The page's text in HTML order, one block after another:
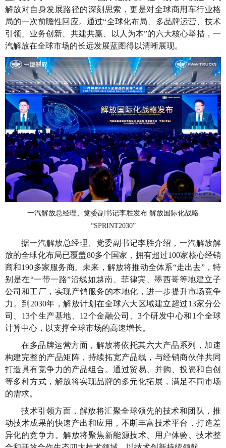
解放对自身发展路径的深刻思索，更是对全球商用车行业格
局的一次前瞻性回应。通过“全球化布局、多品牌运营、技术
引领、业务创新、共建共赢、以人为本”的六大核心举措，一
汽解放在全球市场的长远发展蓝图得以清晰展现。
一汽解放总经理、党委副书记李胜发布 解放国际化战略
“SPRINT2030”
据一汽解放总经理、党委副书记李胜介绍，一汽解放解
放的全球化布局已覆盖80多个国家，拥有超过100家核心经销
商和190多家服务商。未来，解放将推动全体系“走出去”，特
别是在“一带一路”沿线如越南、菲律宾、墨西哥等地建立子
公司和工厂，实现产销服务的本地化，进一步提升市场竞争
力。到2030年，解放计划在全球六大区域建立超过13家分公
司、13个生产基地、12个金融公司、3个研发中心和1个全球
计算中心，以支撑全球市场的高速增长。
在多品牌运营方面，解放将依托其六大产品系列，加速
构建完整的产品矩阵，持续拓宽产品线，与经销商伙伴共同
打造具有竞争力的产品组合。通过贸易、并购、投资和自创
等多种方式，解放将实现品牌的多元化拓展，满足不同市场
的需求。
技术引领方面，解放将汇聚全球领先的技术和团队，推
动技术成果的快速产出和应用，不断丰富技术平台，打造差
异化的竞争力。解放将聚焦新能源技术、用户体验、技术整